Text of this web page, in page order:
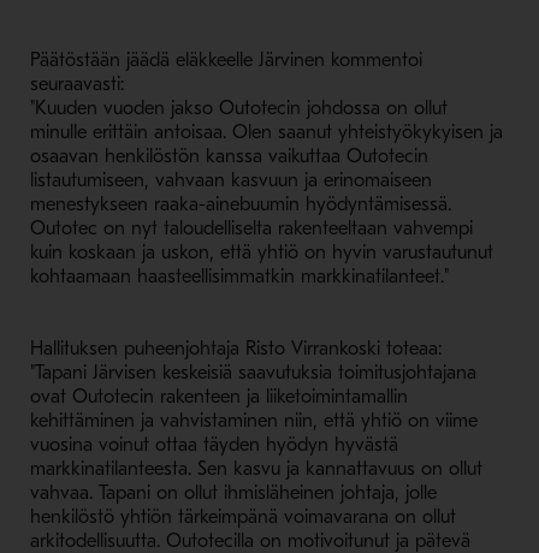
Päätöstään jäädä eläkkeelle Järvinen kommentoi
seuraavasti:
"Kuuden vuoden jakso Outotecin johdossa on ollut
minulle erittäin antoisaa. Olen saanut yhteistyökykyisen ja
osaavan henkilöstön kanssa vaikuttaa Outotecin
listautumiseen, vahvaan kasvuun ja erinomaiseen
menestykseen raaka-ainebuumin hyödyntämisessä.
Outotec on nyt taloudelliselta rakenteeltaan vahvempi
kuin koskaan ja uskon, että yhtiö on hyvin varustautunut
kohtaamaan haasteellisimmatkin markkinatilanteet."
Hallituksen puheenjohtaja Risto Virrankoski toteaa:
"Tapani Järvisen keskeisiä saavutuksia toimitusjohtajana
ovat Outotecin rakenteen ja liiketoimintamallin
kehittäminen ja vahvistaminen niin, että yhtiö on viime
vuosina voinut ottaa täyden hyödyn hyvästä
markkinatilanteesta. Sen kasvu ja kannattavuus on ollut
vahvaa. Tapani on ollut ihmisläheinen johtaja, jolle
henkilöstö yhtiön tärkeimpänä voimavarana on ollut
arkitodellisuutta. Outotecilla on motivoitunut ja pätevä